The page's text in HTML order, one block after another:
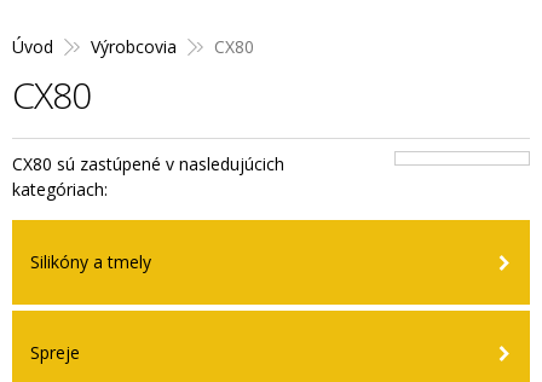
Úvod Výrobcovia CX80
CX80
CX80 sú zastúpené v nasledujúcich
kategóriach:
Silikóny a tmely
Spreje